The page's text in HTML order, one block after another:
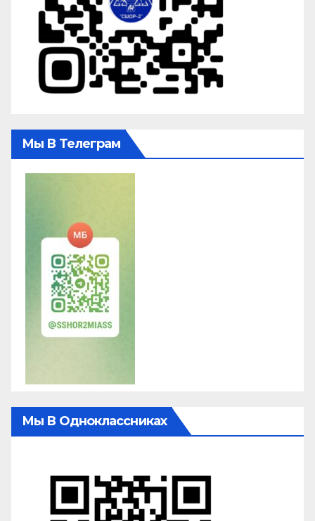
Мы В Телеграм
Мы В Одноклассниках